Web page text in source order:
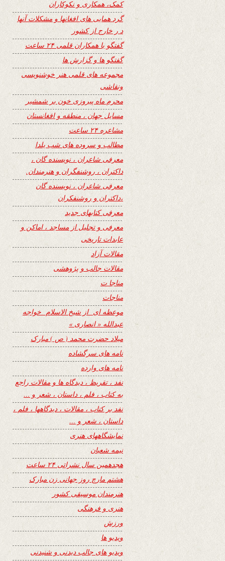
کمک، همکاری و نکوکاران
گرد همایی های افغانها و مشکلات آنها
د ر خارج از کشور
گفتگو با همکاران قلمی ۲۴ ساعت
گفتگو ها و گزارش ها
مجموعه های قلمی هنر خوشنویسی
ونقاشی
محرم ماه پیروزی خون بر شمشیر
مسایل جهان ، منطقه و افغانستان
مشاعره ۲۴ ساعت
مطالب و سروده های شب یلدا
معرفی شاعران ، نویسنده گان ،
داکتران ، روشنفگران و هنرمندان.
معرفی شاعران ، نویسنده گان
،داکتران و روشنفکران
معرفی کتابهای جدید
معرفی و تجلیل از مساجد ، اماکن و
عابدات تاریخی
مقالات آزاد
مقالات جالب و پژوهشی
مناجا ت
مناجات
موعظه ای از شیخ الاسلام خواجه
عبدالله « انصاری »
میلاد حضرت محمد ( ص ) مبارک
نامه های سرگشاده
نامه های وارده
نفد ، تقریظ ، دیدگاه ها و مقالات راجع
به کتاب ، فلم ، داستان ، شعر و …
نفد بر کتاب ، مقالات ، دیدگاهها ، فلم ،
داستان ، شعر و …
نمایشگاههای هنری
نیمه شعبان
هجدهمین سال نشراتی ۲۴ ساعت
هشتم مارچ روز جهانی زن مبارک
هنرمندان موسیقی کشور
هنری و فرهنگی
ورزش
ویدیو ها
ویدیو های جالب دیدنی و شنیدنی